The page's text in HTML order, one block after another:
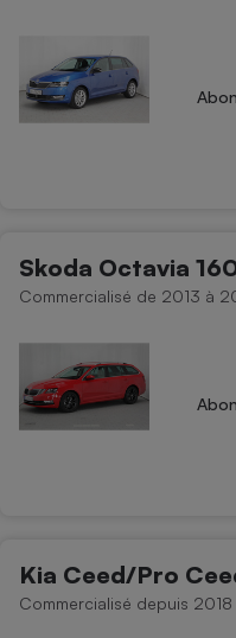
Skoda Octavia
Commercialisé de 2013 à
Kia Ceed/Pro
Commercialisé depuis 2018